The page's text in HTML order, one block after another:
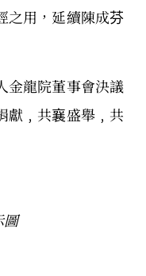
之用，延續陳成芬
金龍院董事會決議
獻﹐共襄盛舉﹐共
圖​